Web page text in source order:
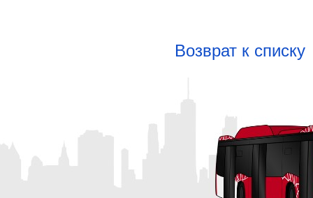
Возврат к списку